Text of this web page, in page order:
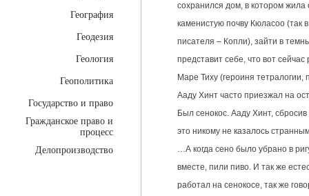
География
Геодезия
Геология
Геополитика
Государство и право
Гражданское право и
процесс
Делопроизводство
сохранился дом, в котором
каменистую почву Кюласоо (так
писателя – Копли), зайти в
представит себе, что вот
Маре Тиху (героиня
Ааду Хинт часто приезжал на
Был сенокос. Ааду Хинт,
это никому не казалось
…А когда сено было убрано в
вместе, пили пиво. И так же
работал на сенокосе, так же